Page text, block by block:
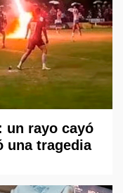
un rayo cayó
una tragedia